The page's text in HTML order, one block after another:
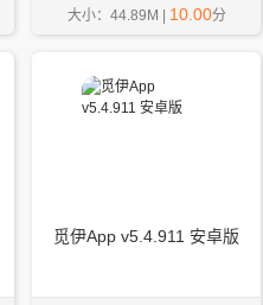
大小：44.89M | 10.00分
觅伊App v5.4.911 安卓版